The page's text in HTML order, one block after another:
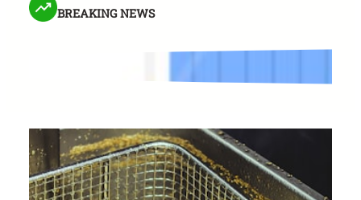
BREAKING NEWS